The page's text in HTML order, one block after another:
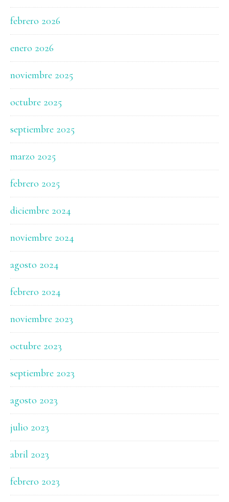
febrero 2026
enero 2026
noviembre 2025
octubre 2025
septiembre 2025
marzo 2025
febrero 2025
diciembre 2024
noviembre 2024
agosto 2024
febrero 2024
noviembre 2023
octubre 2023
septiembre 2023
agosto 2023
julio 2023
abril 2023
febrero 2023